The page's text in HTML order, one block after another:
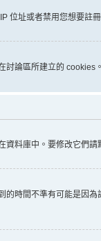
位址或者禁用您想要註
討論區所建立的
資料庫中。要修改它們請
的時間不準有可能是因